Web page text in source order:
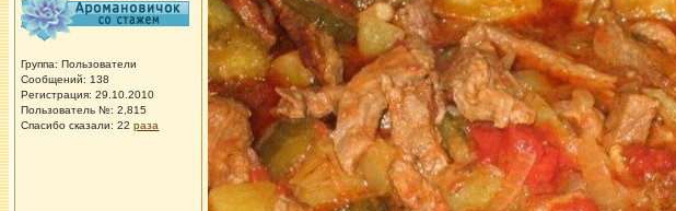
Группа: Пользователи
Сообщений: 138
Регистрация: 29.10.2010
Пользователь №: 2,815
Спасибо сказали:22 раза